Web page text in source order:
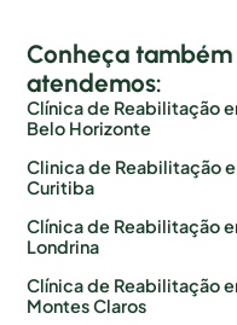
Conheça
atendemos:
Clínica de Reabilitação
Belo Horizonte
Clinica de Reabilitação
Curitiba
Clínica de Reabilitação
Londrina
Clínica de Reabilitação
Montes Claros